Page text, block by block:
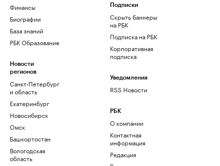
Финансы
Биографии
База знаний
РБК Образование
Новости
регионов
Санкт-Петербург
и область
Екатеринбург
Новосибирск
Омск
Башкортостан
Вологодская
область
Подписки
Скрыть баннеры
на РБК
Подписка на РБК
Корпоративная
подписка
Уведомления
RSS Новости
РБК
О компании
Контактная
информация
Редакция